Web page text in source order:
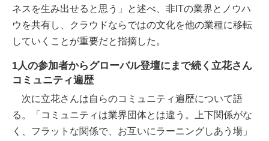
ネスを生み出せると思う」と述べ、非ITの業界とノウハ
ウを共有し、クラウドならではの文化を他の業種に移転
していくことが重要だと指摘した。
1人の参加者からグローバル登壇にまで続く立花さん
コミュニティ遍歴
次に立花さんは自らのコミュニティ遍歴について語
る。「コミュニティは業界団体とは違う。上下関係がな
く、フラットな関係で、お互いにラーニングしあう場」